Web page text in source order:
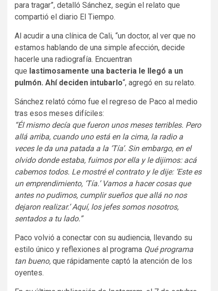
para tragar”, detalló Sánchez, según el relato que
compartió el diario El Tiempo.
Al acudir a una clínica de Cali, “un doctor, al ver que no
estamos hablando de una simple afección, decide
hacerle una radiografía. Encuentran
que lastimosamente una bacteria le llegó a un
pulmón. Ahí deciden intubarlo“, agregó en su relato.
Sánchez relató cómo fue el regreso de Paco al medio
tras esos meses difíciles:
“Él mismo decía que fueron unos meses terribles. Pero
allá arriba, cuando uno está en la cima, la radio a
veces le da una patada a la ‘Tía’. Sin embargo, en el
olvido donde estaba, fuimos por ella y le dijimos: acá
cabemos todos. Le mostré el contrato y le dije: ‘Este es
un emprendimiento, ‘Tía.’ Vamos a hacer cosas que
antes no pudimos, cumplir sueños que allá no nos
dejaron realizar.’ Aquí, los jefes somos nosotros,
sentados a tu lado.”
Paco volvió a conectar con su audiencia, llevando su
estilo único y reflexiones al programa Qué programa
tan bueno, que rápidamente captó la atención de los
oyentes.